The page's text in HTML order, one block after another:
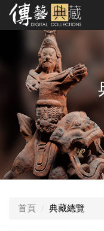
中
首頁 典藏總覽